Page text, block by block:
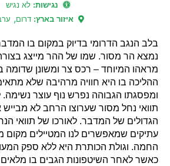
נגישות: לא נגיש
איזור בארץ: דרום,
בלב הנגב הדרומי בדיוק במקום בו
נמצא הר מסור. שמו של ההר מייצג
מראהו המיוחד – רכס צר ומשונן שדומה
ההליכה בו היא חוויה מרהיבה שלא
ומפסגתו הגבוהה נפרש נוף עוצר
תוואי נחל מסור שערוצו הרחב לא
הגדולים של המדבר. לאורכו של תוואי
עתיקים שמאפשרים לנו המטיילים
החמה. וגולת הכותרת היא ללא ספק
כאשר לאחר השיטפונות הגבים בו